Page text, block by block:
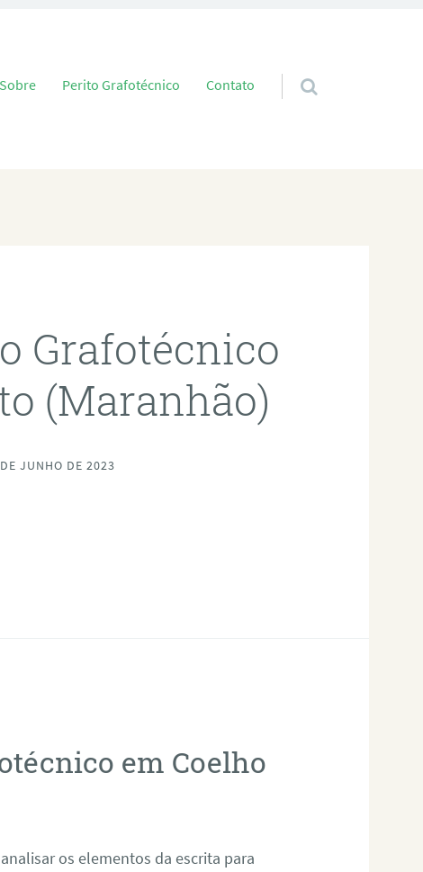
conteúdo
Sobre Perito Grafotécnico Contato
Grafotécnico
(Maranhão)
JUNHO DE 2023
em Coelho
os elementos da escrita para